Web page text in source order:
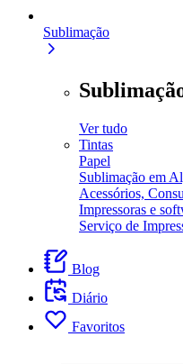
Sublimação
Ver tudo
Tintas
Papel
Sublimação em
Acessórios,
Impressoras e
Serviço de
Blog
Diário
Favoritos